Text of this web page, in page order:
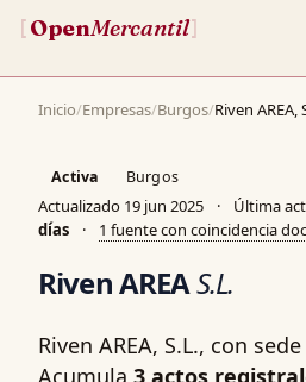
[OpenMercantil]
Inicio/Empresas/Burgos/Riven AREA,
Activa Burgos
Actualizado 19 jun 2025 · Última
días
· 1 fuente con coincidencia
Riven AREAS.L.
Riven AREA, S.L., con
Acumula 3 actos